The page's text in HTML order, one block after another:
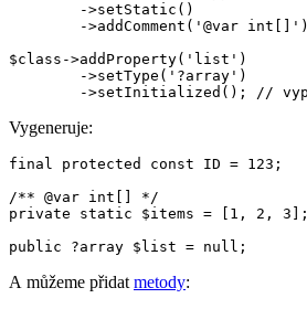
$class->addProperty('list')
Vygeneruje:
final protected const ID = 123;
/** @var int[] */
private static $items = [1, 2, 3];
A můžeme přidatmetody: